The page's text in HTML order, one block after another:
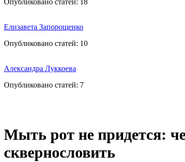
Опубликовано статей: 18
Елизавета Запорощенко
Опубликовано статей: 10
Александра Луккоева
Опубликовано статей: 7
Мыть рот не придется:
сквернословить